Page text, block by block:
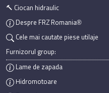
🔨 Ciocan hidraulic
Despre FRZ Romania®
Cele mai cautate piese utilaje
Furnizorul group:
Lame de zapada
Hidromotoare